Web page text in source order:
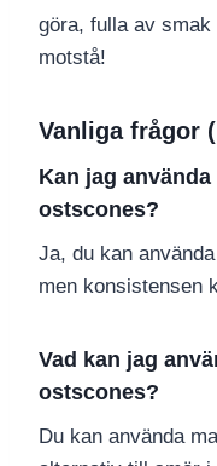
göra, fulla av
motstå!
Vanliga frågor
Kan jag
ostscones?
Ja, du kan
men konsistensen
Vad kan jag
ostscones?
Du kan använda